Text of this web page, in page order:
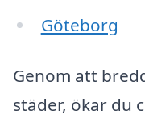
Göteborg
Genom att
städer, ökar du